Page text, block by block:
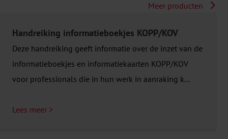
Meer producten
Handreiking informatieboekjes KOPP/KOV
Deze handreiking geeft informatie over de inzet van de
informatieboekjes en informatiekaarten KOPP/KOV
voor professionals die in hun werk in aanraking k...
Lees meer >